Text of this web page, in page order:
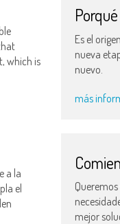
which is
a la
el
Es el
nueva
nuevo.
más
mejor